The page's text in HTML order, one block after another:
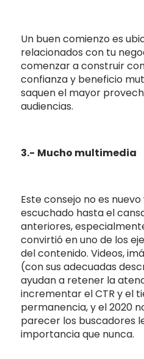
Un buen comienzo es
relacionados con tu
comenzar a construir
confianza y beneficio
saquen el mayor
audiencias.
3.- Mucho multimedia
Este consejo no es
escuchado hasta el
anteriores,
convirtió en uno de los
del contenido. Videos,
(con sus adecuadas
ayudan a retener la
incrementar el CTR y el
permanencia, y el 2020
parecer los buscadores
importancia que nunca.